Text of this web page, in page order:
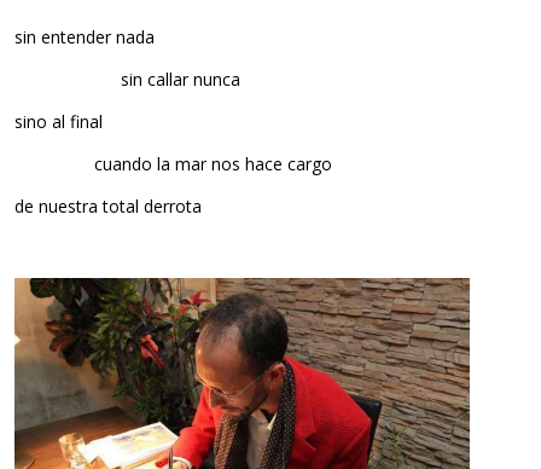
sin entender nada
sin callar nunca
sino al final
cuando la mar nos hace cargo
de nuestra total derrota